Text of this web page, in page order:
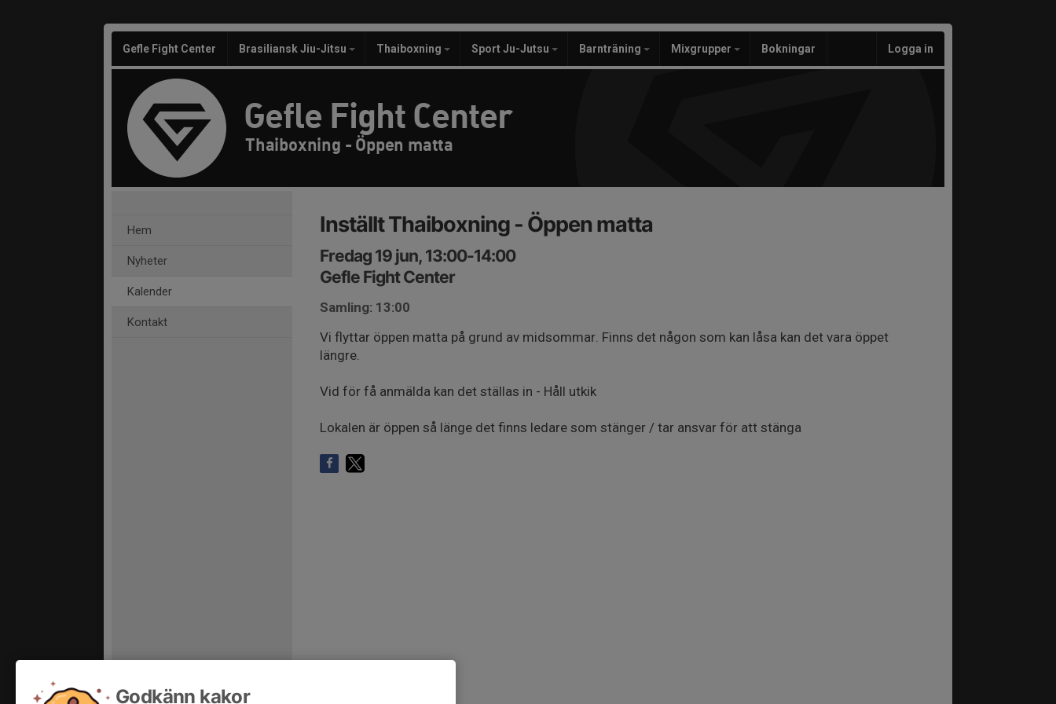
Gefle Fight Center Brasiliansk Jiu-Jitsu Thaiboxning Sport Ju-Jutsu Barnträning Mixgrupper Bokningar Logga in
Gefle Fight Center
Thaiboxning - Öppen matta
Hem
Nyheter
Kalender
Kontakt
Inställt Thaiboxning - Öppen matta
Fredag 19 jun, 13:00-14:00
Gefle Fight Center
Samling: 13:00
Vi flyttar öppen matta på grund av midsommar. Finns det någon som kan låsa kan det vara öppet
längre.
Vid för få anmälda kan det ställas in - Håll utkik
Lokalen är öppen så länge det finns ledare som stänger / tar ansvar för att stänga
Godkänn kakor